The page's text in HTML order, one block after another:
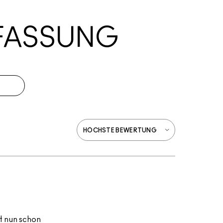
nun schon